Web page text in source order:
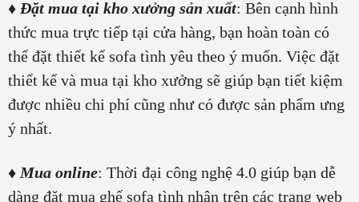
♦ Đặt mua tại kho xưởng sản xuất: Bên cạnh hình
thức mua trực tiếp tại cửa hàng, bạn hoàn toàn có
thể đặt thiết kế sofa tình yêu theo ý muốn. Việc đặt
thiết kế và mua tại kho xưởng sẽ giúp bạn tiết kiệm
được nhiều chi phí cũng như có được sản phẩm ưng
ý nhất.
♦ Mua online: Thời đại công nghệ 4.0 giúp bạn dễ
dàng đặt mua ghế sofa tình nhân trên các trang web